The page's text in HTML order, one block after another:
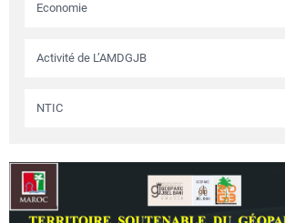
Economie
Activité de L’AMDGJB
NTIC